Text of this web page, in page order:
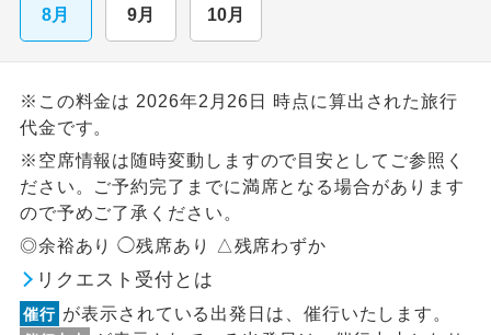
8月 9月 10月
※この料金は 2026年2月26日 時点に算出された旅行
代金です。
※空席情報は随時変動しますので目安としてご参照く
ださい。ご予約完了までに満席となる場合があります
ので予めご了承ください。
◎余裕あり ◯残席あり △残席わずか
リクエスト受付とは
催行 が表示されている出発日は、催行いたします。